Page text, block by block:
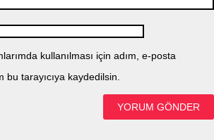
kullanılması için adım, e-posta
tarayıcıya kaydedilsin.